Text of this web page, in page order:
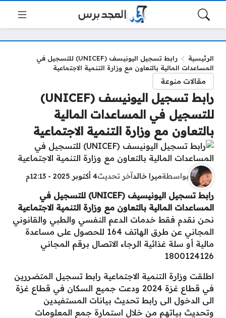
الرئيسية
رابط تسجيل اليونيسف (UNICEF) للتسجيل في
المساعدات المالية بالتعاون مع وزارة التنمية الاجتماعية
مقالات منوعة
رابط تسجيل اليونيسف (UNICEF)
للتسجيل في المساعدات المالية
بالتعاون مع وزارة التنمية الاجتماعية
بواسطةميرا خالد آخر تحديث4 أكتوبر 2025 - 12:13م
رابط تسجيل اليونيسيف (UNICEF) للتسجيل في
المساعدات المالية بالتعاون مع وزارة التنمية الاجتماعية
نحن نقدم فقط خدمات الدعم النفسي والطبي والقانوني
المجاني عن طرق الهاتف 164 للحصول على مساعدة
مالية أو سلة غذائية الرجاء الاتصال برقم المجاني
1800124126
اطلقت وزارة التنمية الاجتماعية رابط تسجيل المتضررين
في قطاع غزة 2024 ودعت جميع السكان في قطاع غزة
الى الدخول الى رابط تحديث بيانات المستفيدين
وتحديث بياتهم من خلال استمارة جمع المعلومات